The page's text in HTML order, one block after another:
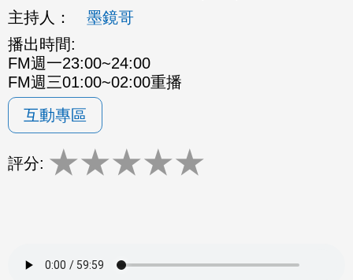
主持人：
墨鏡哥
播出時間:
FM週一23:00~24:00
FM週三01:00~02:00重播
互動專區
評分: ★★★★★